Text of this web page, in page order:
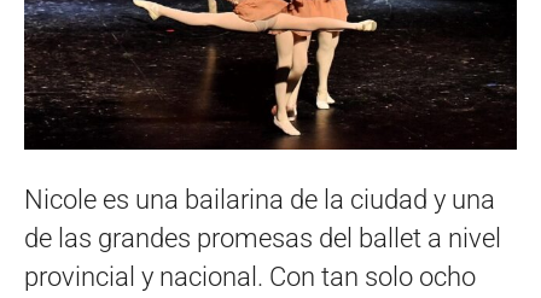
Nicole es una bailarina de la ciudad y una
de las grandes promesas del ballet a nivel
provincial y nacional. Con tan solo ocho